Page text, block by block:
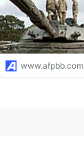
www.afpbb.com